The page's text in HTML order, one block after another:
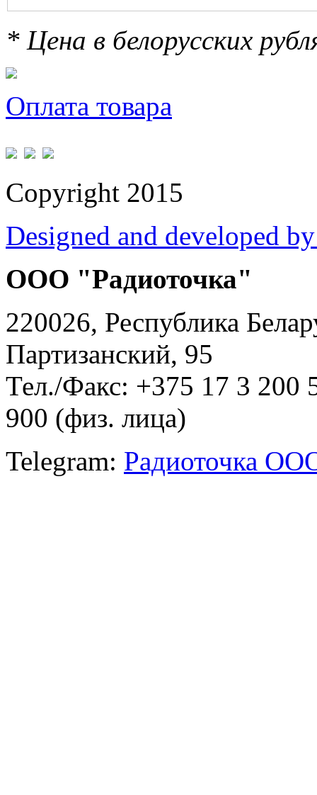
* Цена в белорусских
Оплата товара
Copyright 2015
Designed and developed
ООО "Радиоточка"
220026, Республика
Партизанский, 95
Тел./Факс: +375 17 3
900 (физ. лица)
Telegram: Радиоточка